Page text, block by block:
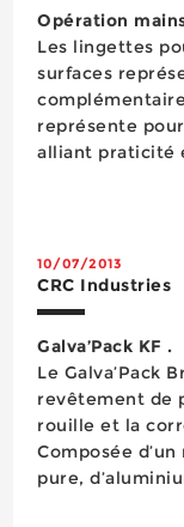
Opération
Les lingettes
surfaces
représente
alliant praticité
10/07/2013
CRC Industries
Galva’Pack KF .
Le Galva’Pack
revêtement de
rouille et la
Composée
pure,